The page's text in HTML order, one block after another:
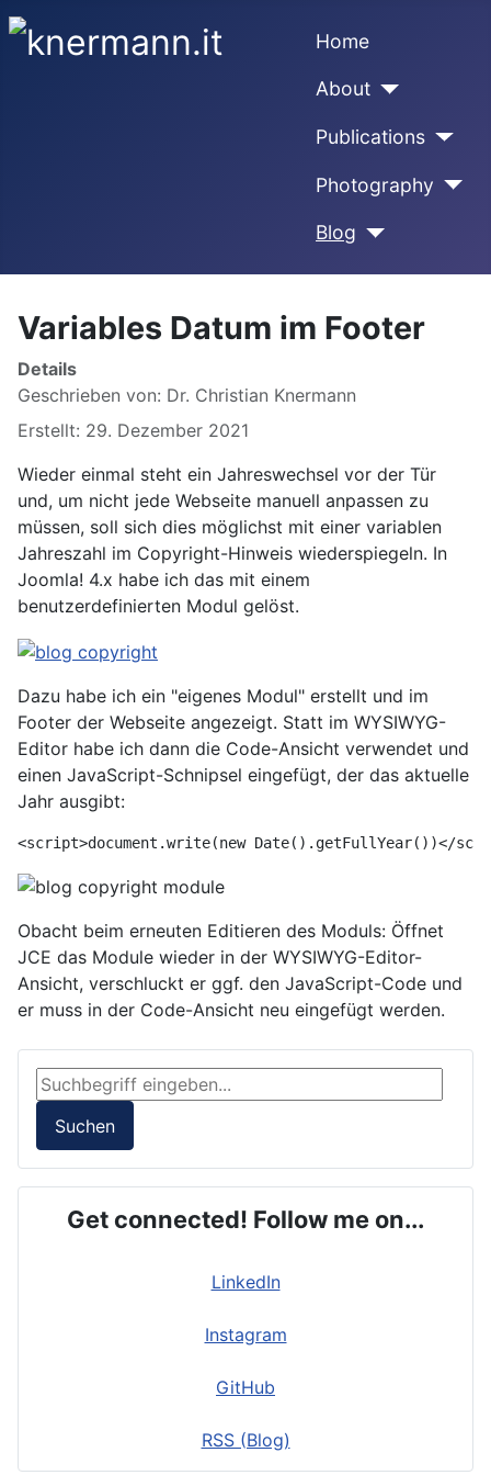
Home
About
Publications
Photography
Blog
Variables Datum im Footer
Details
Geschrieben von: Dr. Christian Knermann
Erstellt: 29. Dezember 2021
Wieder einmal steht ein Jahreswechsel vor der Tür
und, um nicht jede Webseite manuell anpassen zu
müssen, soll sich dies möglichst mit einer variablen
Jahreszahl im Copyright-Hinweis wiederspiegeln. In
Joomla! 4.x habe ich das mit einem
benutzerdefinierten Modul gelöst.
Dazu habe ich ein "eigenes Modul" erstellt und im
Footer der Webseite angezeigt. Statt im WYSIWYG-
Editor habe ich dann die Code-Ansicht verwendet und
einen JavaScript-Schnipsel eingefügt, der das aktuelle
Jahr ausgibt:
<script>document.write(new Date().getFullYear())</
Obacht beim erneuten Editieren des Moduls: Öffnet
JCE das Module wieder in der WYSIWYG-Editor-
Ansicht, verschluckt er ggf. den JavaScript-Code und
er muss in der Code-Ansicht neu eingefügt werden.
Suchen ...
Suchen
Get connected! Follow me on...
LinkedIn
Instagram
GitHub
RSS (Blog)